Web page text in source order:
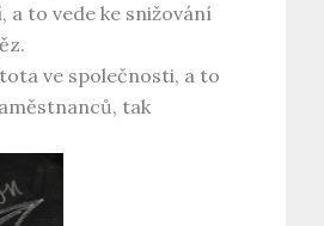
a to vede ke snižování
ve společnosti, a to
tak